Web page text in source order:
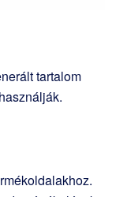
tartalom